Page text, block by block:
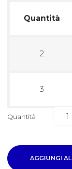
Quantità
2
3
Quantità
AGGIUNGI